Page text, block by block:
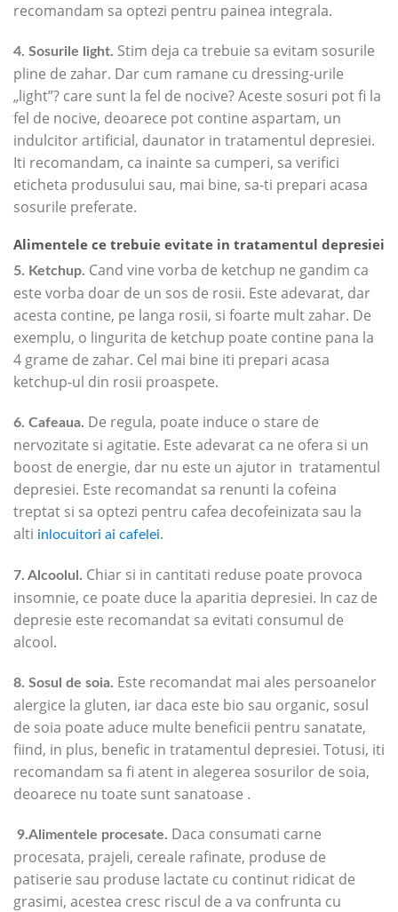
recomandam sa optezi pentru painea integrala.
4. Sosurile light. Stim deja ca trebuie sa evitam sosurile
pline de zahar. Dar cum ramane cu dressing-urile
„light”? care sunt la fel de nocive? Aceste sosuri pot fi la
fel de nocive, deoarece pot contine aspartam, un
indulcitor artificial, daunator in tratamentul depresiei.
Iti recomandam, ca inainte sa cumperi, sa verifici
eticheta produsului sau, mai bine, sa-ti prepari acasa
sosurile preferate.
Alimentele ce trebuie evitate in tratamentul depresiei
5. Ketchup. Cand vine vorba de ketchup ne gandim ca
este vorba doar de un sos de rosii. Este adevarat, dar
acesta contine, pe langa rosii, si foarte mult zahar. De
exemplu, o lingurita de ketchup poate contine pana la
4 grame de zahar. Cel mai bine iti prepari acasa
ketchup-ul din rosii proaspete.
6. Cafeaua. De regula, poate induce o stare de
nervozitate si agitatie. Este adevarat ca ne ofera si un
boost de energie, dar nu este un ajutor in tratamentul
depresiei. Este recomandat sa renunti la cofeina
treptat si sa optezi pentru cafea decofeinizata sau la
alti inlocuitori ai cafelei.
7. Alcoolul. Chiar si in cantitati reduse poate provoca
insomnie, ce poate duce la aparitia depresiei. In caz de
depresie este recomandat sa evitati consumul de
alcool.
8. Sosul de soia. Este recomandat mai ales persoanelor
alergice la gluten, iar daca este bio sau organic, sosul
de soia poate aduce multe beneficii pentru sanatate,
fiind, in plus, benefic in tratamentul depresiei. Totusi, iti
recomandam sa fi atent in alegerea sosurilor de soia,
deoarece nu toate sunt sanatoase .
9.Alimentele procesate. Daca consumati carne
procesata, prajeli, cereale rafinate, produse de
patiserie sau produse lactate cu continut ridicat de
grasimi, acestea cresc riscul de a va confrunta cu